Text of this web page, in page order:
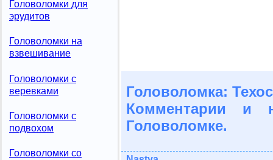
Головоломки для
эрудитов
Головоломки на
взвешивание
Головоломки с
веревками
Головоломки с
подвохом
Головоломки со
Головоломка:
Комментарии и
Головоломке.